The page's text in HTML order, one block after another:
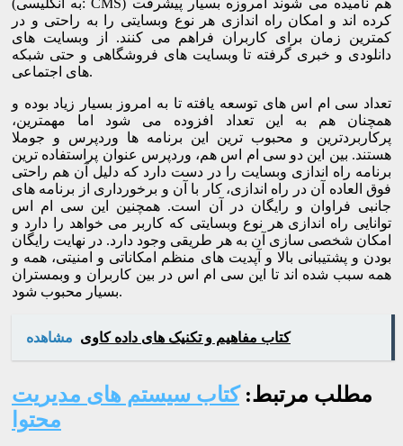
(به انگلیسی: CMS) هم نامیده می شوند امروزه بسیار پیشرفت
کرده اند و امکان راه اندازی هر نوع وبسایتی را به راحتی و در
کمترین زمان برای کاربران فراهم می کنند. از وبسایت های
دانلودی و خبری گرفته تا وبسایت های فروشگاهی و حتی شبکه
های اجتماعی.
تعداد سی ام اس های توسعه یافته تا به امروز بسیار زیاد بوده و
همچنان هم به این تعداد افزوده می شود اما مهمترین،
پرکاربردترین و محبوب ترین این برنامه ها وردپرس و جوملا
هستند. بین این دو سی ام اس هم، وردپرس عنوان پراستفاده ترین
برنامه راه اندازی وبسایت را در دست دارد که دلیل آن هم راحتی
فوق العاده آن در راه اندازی، کار با آن و برخورداری از برنامه های
جانبی فراوان و رایگان در آن است. همچنین این سی ام اس
توانایی راه اندازی هر نوع وبسایتی که کاربر می خواهد را دارد و
امکان شخصی سازی آن به هر طریقی وجود دارد. در نهایت رایگان
بودن و پشتیبانی بالا و آپدیت های منظم امکاناتی و امنیتی، همه و
همه سبب شده اند تا این سی ام اس در بین کاربران و وبمستران
بسیار محبوب شود.
مشاهده کتاب مفاهیم و تکنیک های داده کاوی
مطلب مرتبط:کتاب سیستم های مدیریت
محتوا